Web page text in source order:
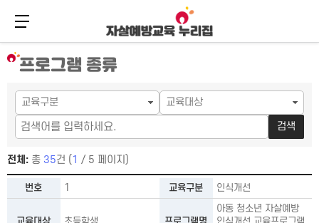
주
메
본
문
메뉴 버튼
프로그램 종류
검색
전체: 총 35건 ( 1 / 5 페이지)
프로그램 종류－교육구분¸ 교육대상¸ 프로그램명¸ 교육시간¸ 개
번호 1 교육구분 인식개선
아동 청소년 자살예방